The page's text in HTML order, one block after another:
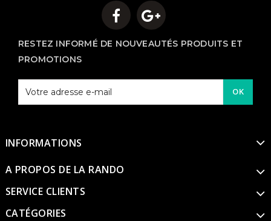
RESTEZ INFORMÉ DE NOUVEAUTÉS PRODUITS ET
PROMOTIONS
OK
INFORMATIONS
A PROPOS DE LA RANDO
SERVICE CLIENTS
CATÉGORIES